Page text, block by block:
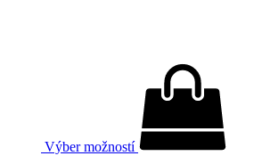
Výber možností